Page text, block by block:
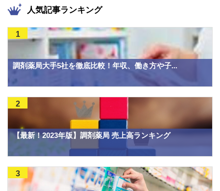
人気記事ランキング
調剤薬局大手5社を徹底比較！年収、働き方や子...
1
【最新！2023年版】調剤薬局 売上高ランキング
2
3